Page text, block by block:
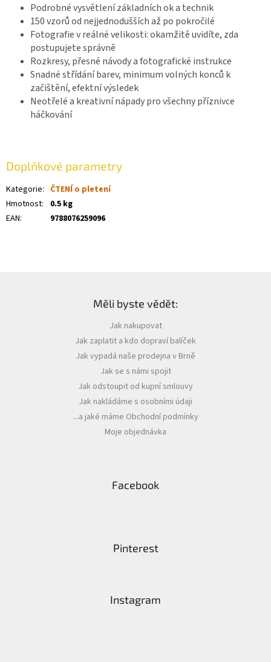
Podrobné vysvětlení základních ok a technik
150 vzorů od nejjednodušších až po pokročilé
Fotografie v reálné velikosti: okamžitě uvidíte, zda
postupujete správně
Rozkresy, přesné návody a fotografické instrukce
Snadné střídání barev, minimum volných konců k
začištění, efektní výsledek
Neotřelé a kreativní nápady pro všechny příznivce
háčkování
Doplňkové parametry
Kategorie: ČTENÍ o pletení
Hmotnost:
0.5 kg
EAN: 9788076259096
Měli byste vědět:
Jak nakupovat
Jak zaplatit a kdo dopraví balíček
Jak vypadá naše prodejna v Brně
Jak se s námi spojit
Jak odstoupit od kupní smlouvy
Jak nakládáme s osobními údaji
...a jaké máme Obchodní podmínky
Moje objednávka
Facebook
Pinterest
Instagram